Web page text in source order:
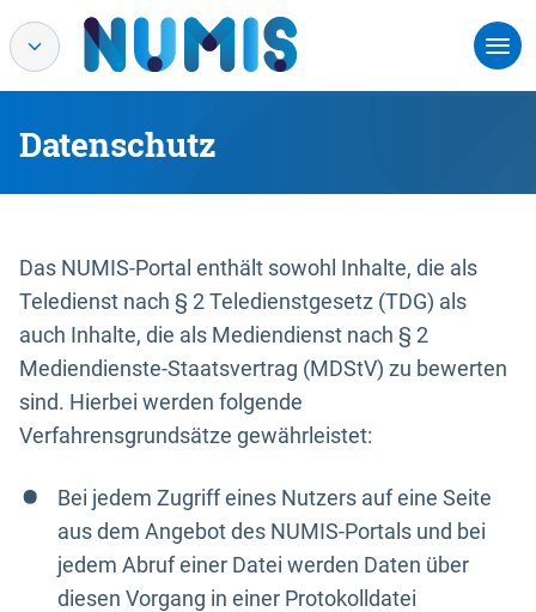
Datenschutz
Das NUMIS-Portal enthält sowohl Inhalte, die als
Teledienst nach § 2 Teledienstgesetz (TDG) als
auch Inhalte, die als Mediendienst nach § 2
Mediendienste-Staatsvertrag (MDStV) zu bewerten
sind. Hierbei werden folgende
Verfahrensgrundsätze gewährleistet:
Bei jedem Zugriff eines Nutzers auf eine Seite
aus dem Angebot des NUMIS-Portals und bei
jedem Abruf einer Datei werden Daten über
diesen Vorgang in einer Protokolldatei